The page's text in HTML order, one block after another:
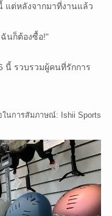
แต่หลังจากมาที่งานแล้ว
นก็ต้องซื้อ!"
นี้ รวบรวมผู้คนที่รักการ
ในการสัมภาษณ์: Ishii Sports